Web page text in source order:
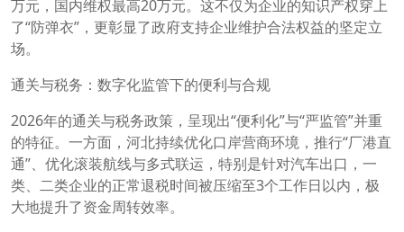
万元，国内维权最高20万元。这不仅为企业的知识产权穿上
了“防弹衣”，更彰显了政府支持企业维护合法权益的坚定立
场。
通关与税务：数字化监管下的便利与合规
2026年的通关与税务政策，呈现出“便利化”与“严监管”并重
的特征。一方面，河北持续优化口岸营商环境，推行“厂港直
通”、优化滚装航线与多式联运，特别是针对汽车出口，一
类、二类企业的正常退税时间被压缩至3个工作日以内，极
大地提升了资金周转效率。